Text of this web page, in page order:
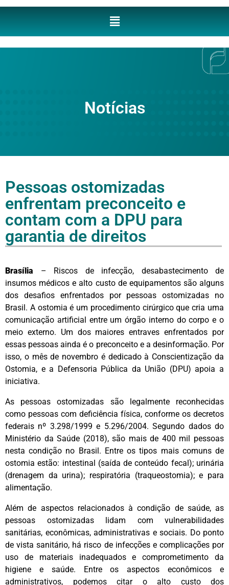
Notícias
Pessoas ostomizadas
enfrentam preconceito e
contam com a DPU para
garantia de direitos
Brasília – Riscos de infecção, desabastecimento de
insumos médicos e alto custo de equipamentos são alguns
dos desafios enfrentados por pessoas ostomizadas no
Brasil. A ostomia é um procedimento cirúrgico que cria uma
comunicação artificial entre um órgão interno do corpo e o
meio externo. Um dos maiores entraves enfrentados por
essas pessoas ainda é o preconceito e a desinformação. Por
isso, o mês de novembro é dedicado à Conscientização da
Ostomia, e a Defensoria Pública da União (DPU) apoia a
iniciativa.
As pessoas ostomizadas são legalmente reconhecidas
como pessoas com deficiência física, conforme os decretos
federais nº 3.298/1999 e 5.296/2004. Segundo dados do
Ministério da Saúde (2018), são mais de 400 mil pessoas
nesta condição no Brasil. Entre os tipos mais comuns de
ostomia estão: intestinal (saída de conteúdo fecal); urinária
(drenagem da urina); respiratória (traqueostomia); e para
alimentação.
Além de aspectos relacionados à condição de saúde, as
pessoas ostomizadas lidam com vulnerabilidades
sanitárias, econômicas, administrativas e sociais. Do ponto
de vista sanitário, há risco de infecções e complicações por
uso de materiais inadequados e comprometimento da
higiene e saúde. Entre os aspectos econômicos e
administrativos, podemos citar o alto custo dos